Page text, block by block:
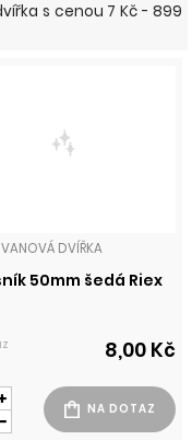
s cenou 7 Kč - 899
VANOVÁ DVÍŘKA
50mm šedá Riex
8,00 Kč